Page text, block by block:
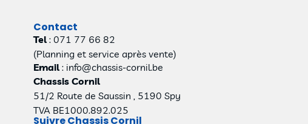
Contact
Tel : 071 77 66 82
(Planning et service après vente)
Email: info@chassis-cornil.be
Chassis Cornil
51/2 Route de Saussin , 5190 Spy
TVA BE1000.892.025
Suivre Chassis Cornil